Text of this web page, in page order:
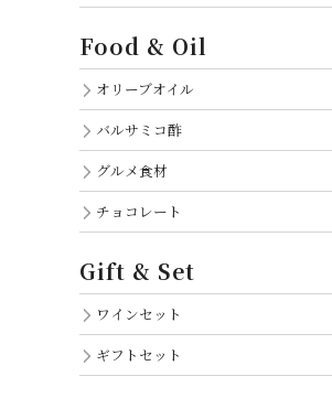
Food & Oil
オリーブオイル
バルサミコ酢
グルメ食材
チョコレート
Gift & Set
ワインセット
ギフトセット